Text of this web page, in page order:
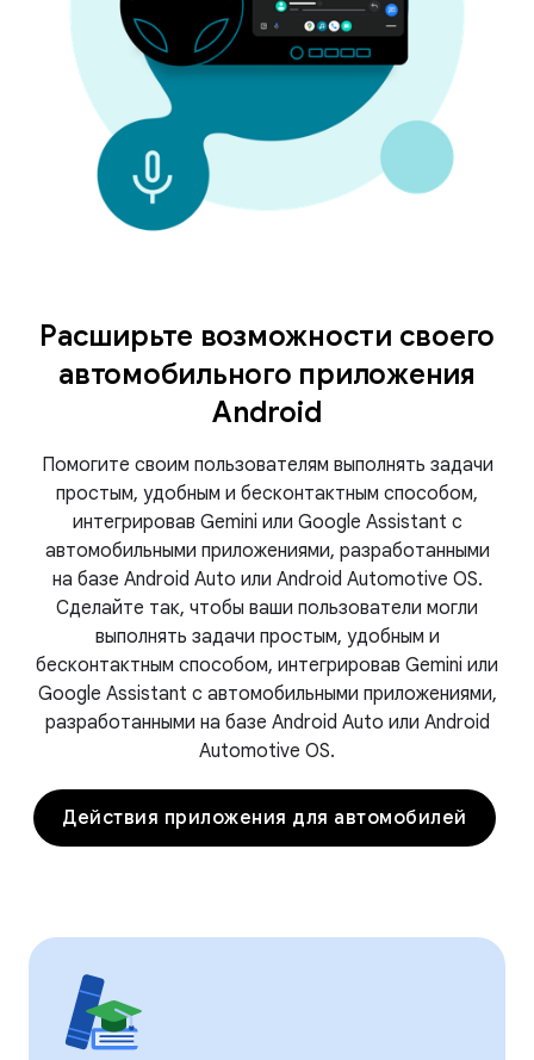
Расширьте возможности своего
автомобильного приложения
Android
Помогите своим пользователям выполнять задачи
простым, удобным и бесконтактным способом,
интегрировав Gemini или Google Assistant с
автомобильными приложениями, разработанными
на базе Android Auto или Android Automotive OS.
Сделайте так, чтобы ваши пользователи могли
выполнять задачи простым, удобным и
бесконтактным способом, интегрировав Gemini или
Google Assistant с автомобильными приложениями,
разработанными на базе Android Auto или Android
Automotive OS.
Действия приложения для автомобилей